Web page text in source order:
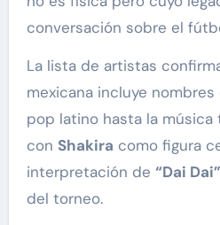
conversación sobre el
La lista de artistas
mexicana incluye
pop latino hasta la música
con Shakira como figura
interpretación de “Dai Dai”
del torneo.